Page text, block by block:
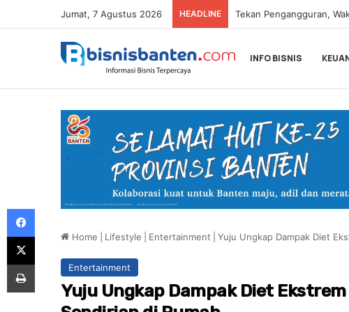
Jumat, 7 Agustus 2026 HEADLINE
INFO BISNIS
Home Lifestyle Entertainment Yuju Ungkap Dampak Diet
Entertainment
Yuju Ungkap Dampak Diet
Facebook